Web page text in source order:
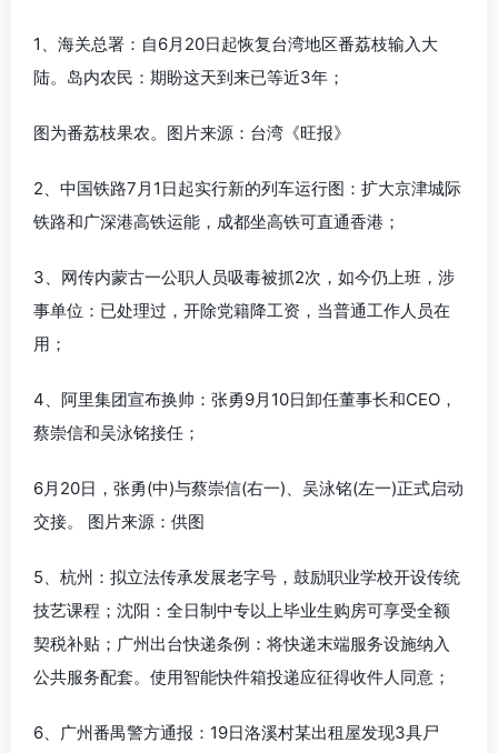
1、海关总署：自6月20日起恢复台湾地区番荔枝输入大
陆。岛内农民：期盼这天到来已等近3年；
图为番荔枝果农。图片来源：台湾《旺报》
2、中国铁路7月1日起实行新的列车运行图：扩大京津城际
铁路和广深港高铁运能，成都坐高铁可直通香港；
3、网传内蒙古一公职人员吸毒被抓2次，如今仍上班，涉
事单位：已处理过，开除党籍降工资，当普通工作人员在
用；
4、阿里集团宣布换帅：张勇9月10日卸任董事长和CEO，
蔡崇信和吴泳铭接任；
6月20日，张勇(中)与蔡崇信(右一)、吴泳铭(左一)正式启动
交接。 图片来源：供图
5、杭州：拟立法传承发展老字号，鼓励职业学校开设传统
技艺课程；沈阳：全日制中专以上毕业生购房可享受全额
契税补贴；广州出台快递条例：将快递末端服务设施纳入
公共服务配套。使用智能快件箱投递应征得收件人同意；
6、广州番禺警方通报：19日洛溪村某出租屋发现3具尸